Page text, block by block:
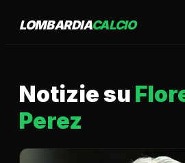
LOMBARDIACALCIO
Notizie su
Perez